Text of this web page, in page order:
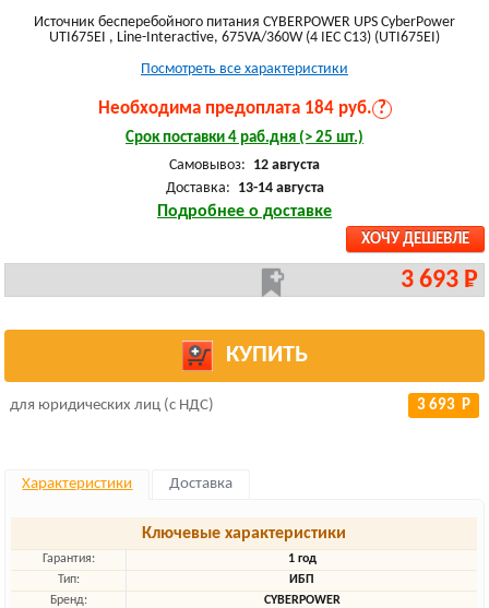
Источник бесперебойного питания CYBERPOWER UPS CyberPower
UTI675EI , Line-Interactive, 675VA/360W (4 IEC С13) (UTI675EI)
Посмотреть все характеристики
Необходима предоплата 184 руб. ?
Срок поставки 4 раб.дня (> 25 шт.)
Самовывоз: 12 августа
Доставка: 13-14 августа
Подробнее о доставке
ХОЧУ ДЕШЕВЛЕ
3 693 Р
КУПИТЬ
для юридических лиц (с НДС) 3 693 Р
Характеристики Доставка
Ключевые характеристики
Гарантия:
1 год
Тип:
ИБП
Бренд:
CYBERPOWER